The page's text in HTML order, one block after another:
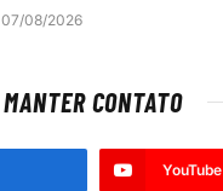
07/08/2026
MANTER CONTATO
YouTube